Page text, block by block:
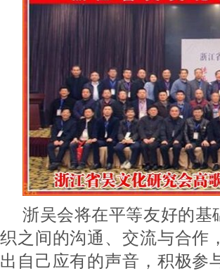
浙吴会将在平等友好的
织之间的沟通、交流与合作
出自己应有的声音，积极参